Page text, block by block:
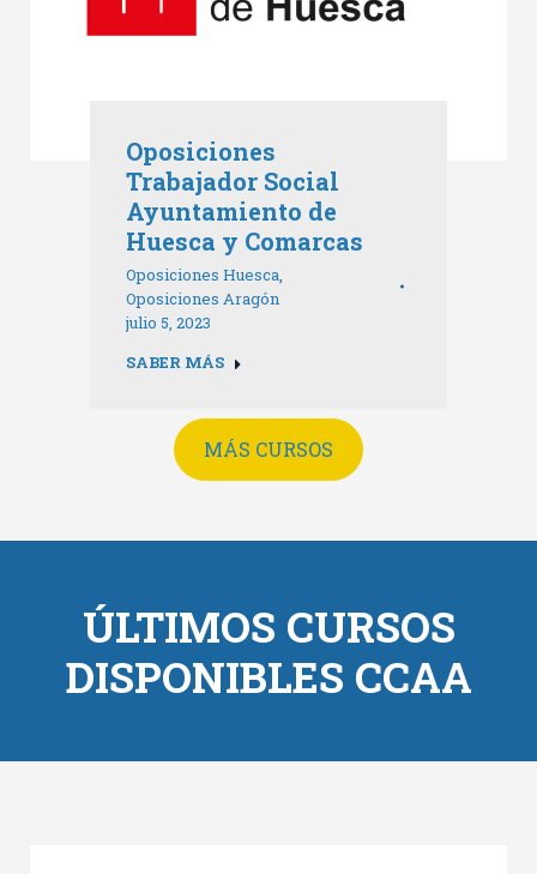
Oposiciones
Trabajador Social
Ayuntamiento de
Huesca y Comarcas
Oposiciones Huesca,
Oposiciones Aragón
julio 5, 2023
SABER MÁS
MÁS CURSOS
ÚLTIMOS CURSOS
DISPONIBLES CCAA